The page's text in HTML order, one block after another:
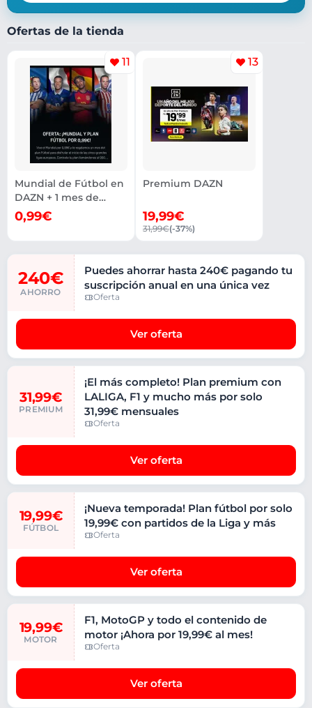
Ofertas de la tienda
11
Mundial de Fútbol en
DAZN + 1 mes de
paquete fútbol
0,99€
13
Premium DAZN
19,99€
31,99€(-37%)
240€
AHORRO
Puedes ahorrar hasta 240€ pagando tu
suscripción anual en una única vez
Oferta
Ver oferta
31,99€
PREMIUM
¡El más completo! Plan premium con
LALIGA, F1 y mucho más por solo
31,99€ mensuales
Oferta
Ver oferta
19,99€
FÚTBOL
¡Nueva temporada! Plan fútbol por solo
19,99€ con partidos de la Liga y más
Oferta
Ver oferta
19,99€
MOTOR
F1, MotoGP y todo el contenido de
motor ¡Ahora por 19,99€ al mes!
Oferta
Ver oferta